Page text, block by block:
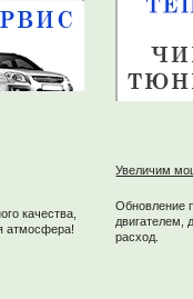
качества,
атмосфера!
Увеличим
Обновление
двигателем,
расход.